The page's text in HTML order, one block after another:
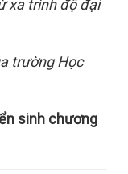
xa trình độ đại
trường Học
sinh chương